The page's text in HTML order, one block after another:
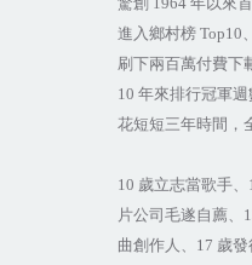
進入鄉村榜 Top10
刷下兩百萬付費下
10 年來排行冠軍
花短短三年時間，
10 歲立志當歌手、
片公司毛遂自薦、
曲創作人、 17 歲